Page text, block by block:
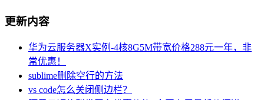
更新内容
华为云服务器X实例-4核8G5M带宽价格288元一年，非
常优惠！
sublime删除空行的方法
vs code怎么关闭侧边栏？